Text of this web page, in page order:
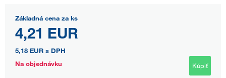
Základná cena za ks
4,21 EUR
5,18 EUR s DPH
Na objednávku
Kúpiť